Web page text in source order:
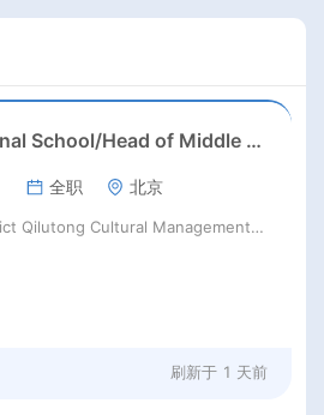
Beijing International School/Head of Middle School
全职 北京
Xianyang Qindu District Qilutong Cultural Management Consulting Studio
刷新于 1 天前